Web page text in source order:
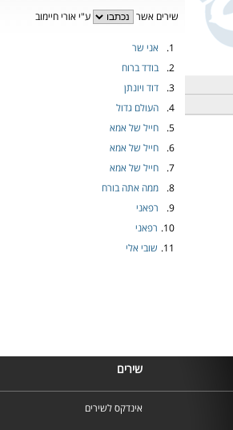
שירים אשר ע"י אורי חיימוב
1.
אני שר
2.
בודד ברוח
3.
דוד ויונתן
4.
העולם גדול
5.
חייל של אמא
6.
חייל של אמא
7.
חייל של אמא
8.
ממה אתה בורח
9.
רפאני
10. רפאני
11. שובי אלי
שירים
אינדקס לשירים